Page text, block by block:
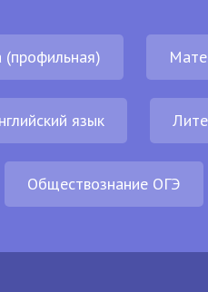
язык
Обществознание ОГЭ